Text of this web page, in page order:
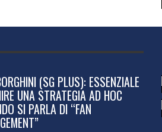
(SG PLUS): ESSENZIALE
UNA STRATEGIA AD HOC
SI PARLA DI “FAN